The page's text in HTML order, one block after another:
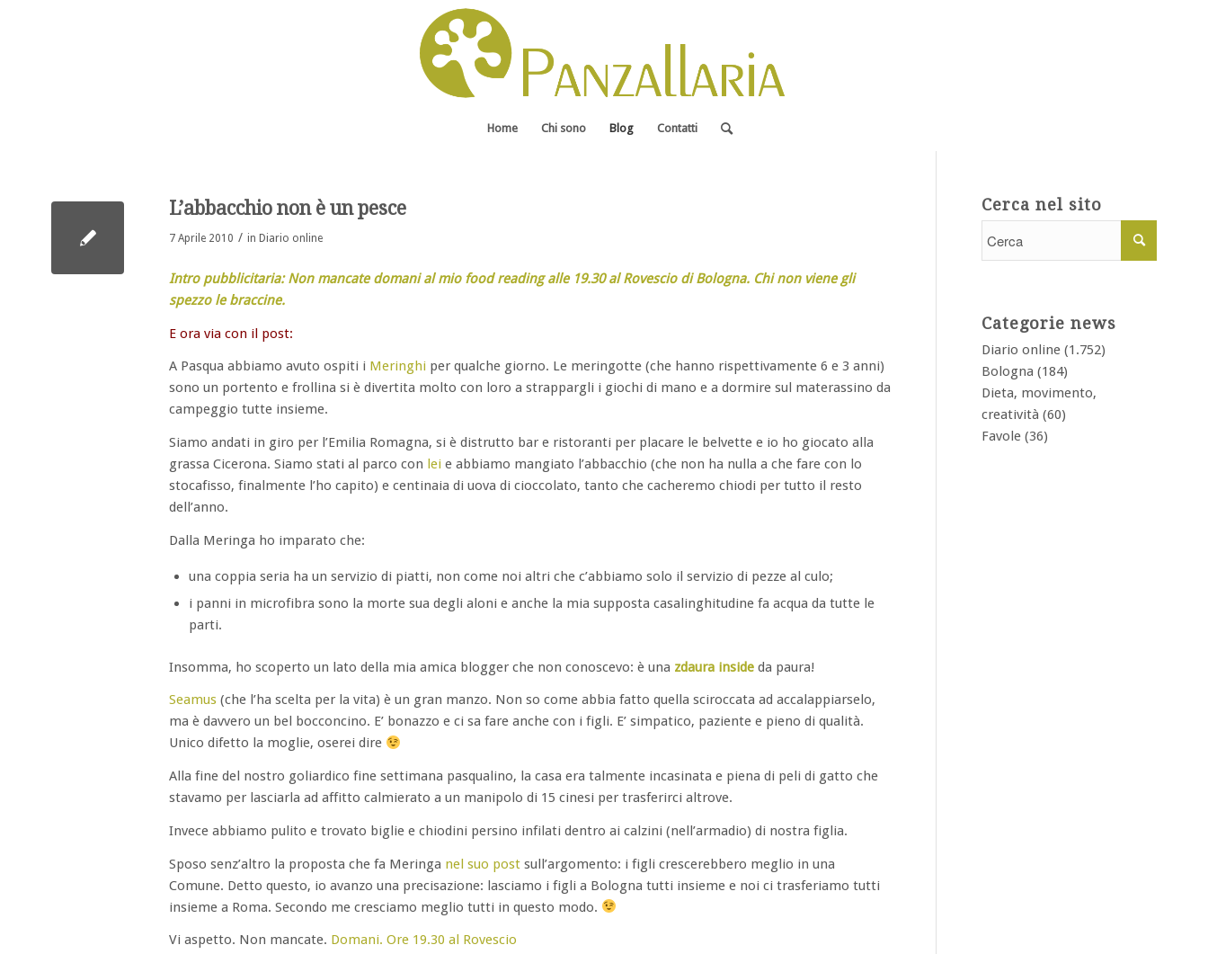
Home Chi sono Blog Contatti
L’abbacchio non è un pesce
7 Aprile 2010 / in Diario online
Intro pubblicitaria: Non mancate domani al mio food reading alle 19.30 al Rovescio di Bologna. Chi non viene gli
spezzo le braccine.
E ora via con il post:
A Pasqua abbiamo avuto ospiti i Meringhi per qualche giorno. Le meringotte (che hanno rispettivamente 6 e 3 anni)
sono un portento e frollina si è divertita molto con loro a strappargli i giochi di mano e a dormire sul materassino da
campeggio tutte insieme.
Siamo andati in giro per l’Emilia Romagna, si è distrutto bar e ristoranti per placare le belvette e io ho giocato alla
grassa Cicerona. Siamo stati al parco con lei e abbiamo mangiato l’abbacchio (che non ha nulla a che fare con lo
stocafisso, finalmente l’ho capito) e centinaia di uova di cioccolato, tanto che cacheremo chiodi per tutto il resto
dell’anno.
Dalla Meringa ho imparato che:
una coppia seria ha un servizio di piatti, non come noi altri che c’abbiamo solo il servizio di pezze al culo;
i panni in microfibra sono la morte sua degli aloni e anche la mia supposta casalinghitudine fa acqua da tutte le
parti.
Insomma, ho scoperto un lato della mia amica blogger che non conoscevo: è una zdaura inside da paura!
Seamus (che l’ha scelta per la vita) è un gran manzo. Non so come abbia fatto quella sciroccata ad accalappiarselo,
ma è davvero un bel bocconcino. E’ bonazzo e ci sa fare anche con i figli. E’ simpatico, paziente e pieno di qualità.
Unico difetto la moglie, oserei dire
Alla fine del nostro goliardico fine settimana pasqualino, la casa era talmente incasinata e piena di peli di gatto che
stavamo per lasciarla ad affitto calmierato a un manipolo di 15 cinesi per trasferirci altrove.
Invece abbiamo pulito e trovato biglie e chiodini persino infilati dentro ai calzini (nell’armadio) di nostra figlia.
Sposo senz’altro la proposta che fa Meringa nel suo post sull’argomento: i figli crescerebbero meglio in una
Comune. Detto questo, io avanzo una precisazione: lasciamo i figli a Bologna tutti insieme e noi ci trasferiamo tutti
insieme a Roma. Secondo me cresciamo meglio tutti in questo modo.
Vi aspetto. Non mancate. Domani. Ore 19.30 al Rovescio
Cerca nel sito
Categorie news
Diario online (1.752)
Bologna (184)
Dieta, movimento,
creatività (60)
Favole (36)